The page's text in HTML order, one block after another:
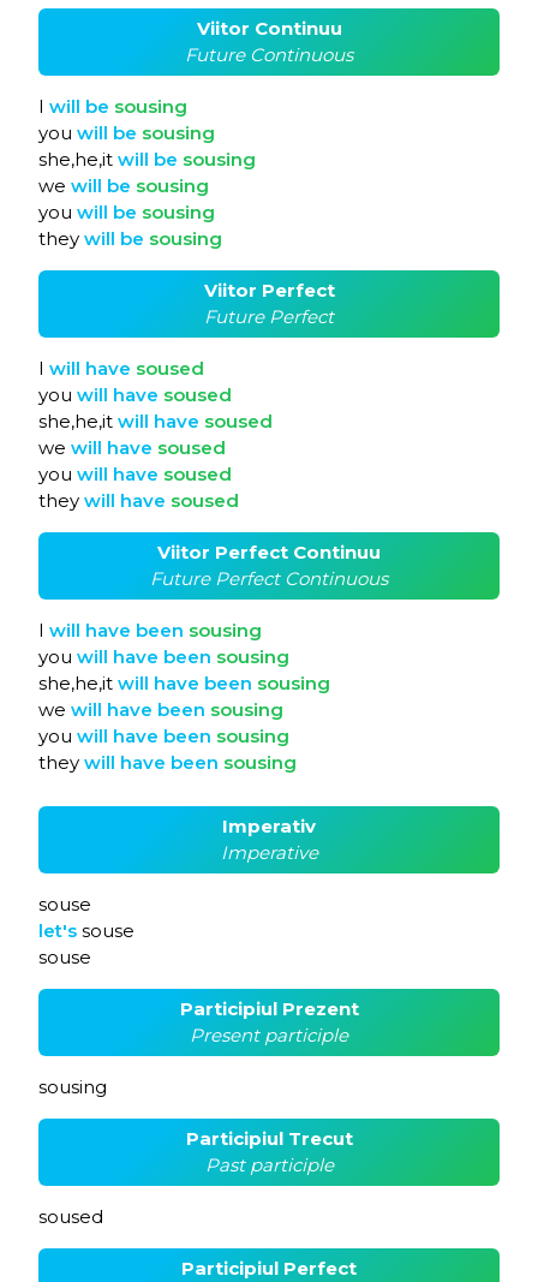
Viitor Continuu
Future Continuous
I will be sousing
you will be sousing
she,he,it will be sousing
we will be sousing
you will be sousing
they will be sousing
Viitor Perfect
Future Perfect
I will have soused
you will have soused
she,he,it will have soused
we will have soused
you will have soused
they will have soused
Viitor Perfect Continuu
Future Perfect Continuous
I will have been sousing
you will have been sousing
she,he,it will have been sousing
we will have been sousing
you will have been sousing
they will have been sousing
Imperativ
Imperative
souse
let's souse
souse
Participiul Prezent
Present participle
sousing
Participiul Trecut
Past participle
soused
Participiul Perfect